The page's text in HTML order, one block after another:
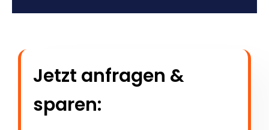
Jetzt anfragen &
sparen: